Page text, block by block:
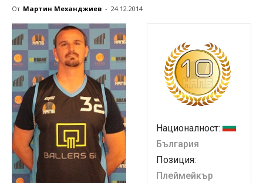
От Мартин Механджиев - 24.12.2014
Националност:
България
Позиция:
Плеймейкър